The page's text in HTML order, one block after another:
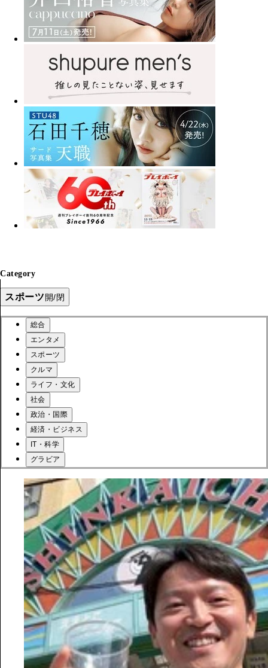
Category
スポーツ開/閉
総合
エンタメ
スポーツ
クルマ
ライフ・文化
社会
政治・国際
経済・ビジネス
IT・科学
グラビア